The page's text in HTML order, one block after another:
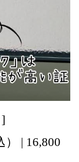
| 16,800